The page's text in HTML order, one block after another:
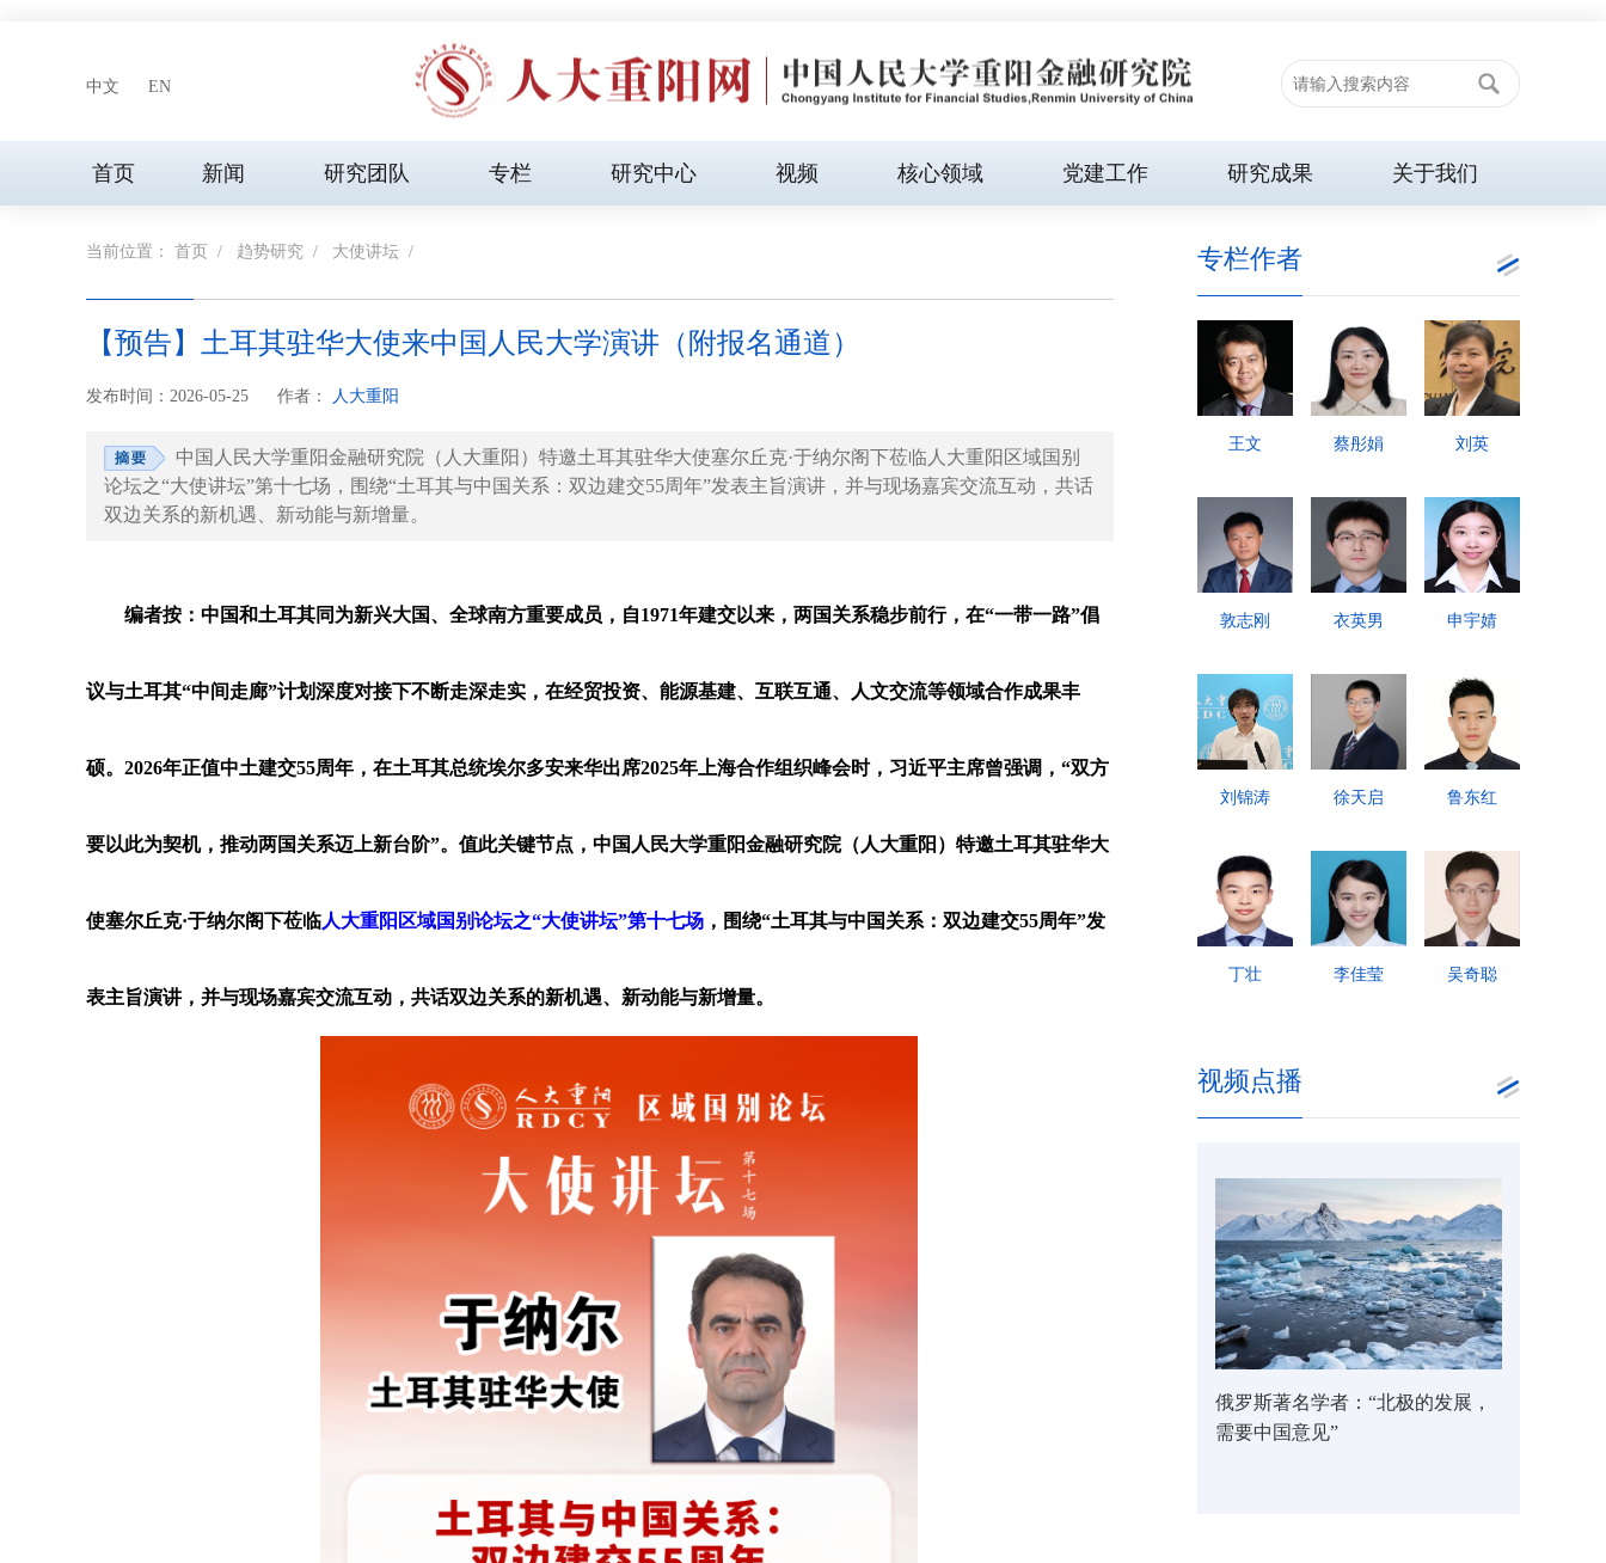
中文 EN
首页 新闻 研究团队 专栏 研究中心 视频 核心领域 党建工作 研究成果 关于我们
当前位置： 首页 / 趋势研究 / 大使讲坛 /
【预告】土耳其驻华大使来中国人民大学演讲（附报名通道）
发布时间：2026-05-25 作者： 人大重阳
中国人民大学重阳金融研究院（人大重阳）特邀土耳其驻华大使塞尔丘克·于纳尔阁下莅临人大重阳区域国别
论坛之“大使讲坛”第十七场，围绕“土耳其与中国关系：双边建交55周年”发表主旨演讲，并与现场嘉宾交流互动，共话
双边关系的新机遇、新动能与新增量。
编者按：中国和土耳其同为新兴大国、全球南方重要成员，自1971年建交以来，两国关系稳步前行，在“一带一路”倡
议与土耳其“中间走廊”计划深度对接下不断走深走实，在经贸投资、能源基建、互联互通、人文交流等领域合作成果丰
硕。2026年正值中土建交55周年，在土耳其总统埃尔多安来华出席2025年上海合作组织峰会时，习近平主席曾强调，“双方
要以此为契机，推动两国关系迈上新台阶”。值此关键节点，中国人民大学重阳金融研究院（人大重阳）特邀土耳其驻华大
使塞尔丘克·于纳尔阁下莅临人大重阳区域国别论坛之“大使讲坛”第十七场 ，围绕“土耳其与中国关系：双边建交55周年”发
表主旨演讲，并与现场嘉宾交流互动，共话双边关系的新机遇、新动能与新增量。
专栏作者
王文 蔡彤娟 刘英
敦志刚 衣英男 申宇婧
刘锦涛 徐天启 鲁东红
丁壮 李佳莹 吴奇聪
视频点播
俄罗斯著名学者：“北极的发展，
需要中国意见”